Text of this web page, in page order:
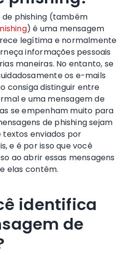
phishing (também
) é uma mensagem
legítima e normalmente
informações pessoais
maneiras. No entanto, se
os e-mails
consiga distinguir entre
e uma mensagem de
se empenham muito para
de phishing sejam
textos enviados por
e é por isso que você
ao abrir essas mensagens
elas contêm.
identifica
de